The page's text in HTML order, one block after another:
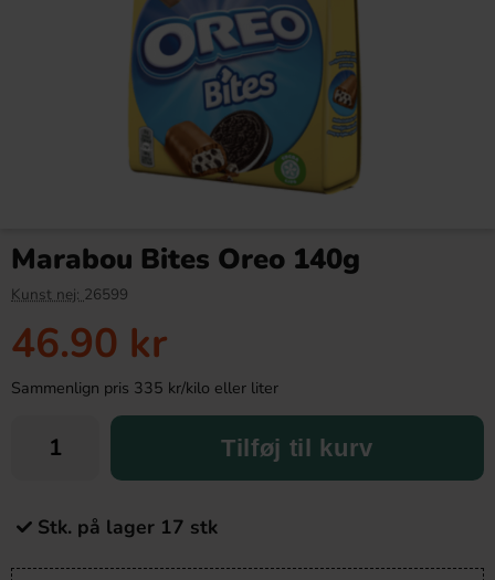
Marabou Bites Oreo 140g
Kunst nej: 26599
46.90 kr
Sammenlign pris 335 kr/kilo eller liter
Tilføj til kurv
Stk. på lager 17 stk